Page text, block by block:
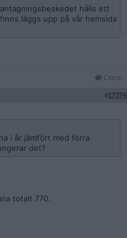
hålls ett
läggs upp på vår hemsida
Citera
#17374
i år jämfört med förra
det?
totalt 770.